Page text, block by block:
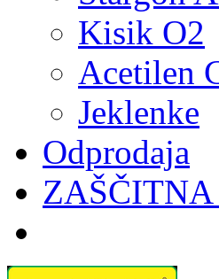
Kisik O2
Acetilen
Jeklenke
Odprodaja